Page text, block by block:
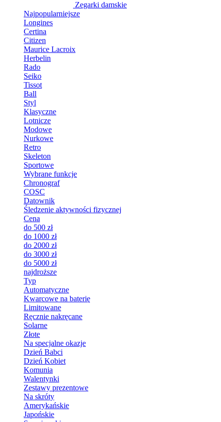
Zegarki damskie
Najpopularniejsze
Longines
Certina
Citizen
Maurice Lacroix
Herbelin
Rado
Seiko
Tissot
Ball
Styl
Klasyczne
Lotnicze
Modowe
Nurkowe
Retro
Skeleton
Sportowe
Wybrane funkcje
Chronograf
COSC
Datownik
Śledzenie aktywności fizycznej
Cena
do 500 zł
do 1000 zł
do 2000 zł
do 3000 zł
do 5000 zł
najdroższe
Typ
Automatyczne
Kwarcowe na baterię
Limitowane
Ręcznie nakręcane
Solarne
Złote
Na specjalne okazje
Dzień Babci
Dzień Kobiet
Komunia
Walentynki
Zestawy prezentowe
Na skróty
Amerykańskie
Japońskie